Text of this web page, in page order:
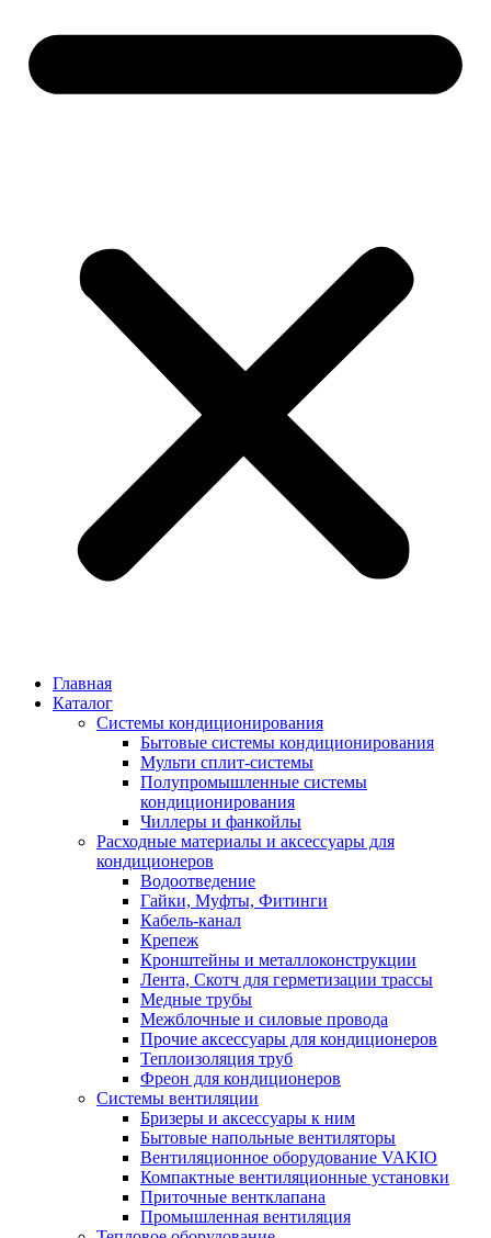
Главная
Каталог
Системы кондиционирования
Бытовые системы кондиционирования
Мульти сплит-системы
Полупромышленные системы
кондиционирования
Чиллеры и фанкойлы
Расходные материалы и аксессуары для
кондиционеров
Водоотведение
Гайки, Муфты, Фитинги
Кабель-канал
Крепеж
Кронштейны и металлоконструкции
Лента, Скотч для герметизации трассы
Медные трубы
Межблочные и силовые провода
Прочие аксессуары для кондиционеров
Теплоизоляция труб
Фреон для кондиционеров
Системы вентиляции
Бризеры и аксессуары к ним
Бытовые напольные вентиляторы
Вентиляционное оборудование VAKIO
Компактные вентиляционные установки
Приточные вентклапана
Промышленная вентиляция